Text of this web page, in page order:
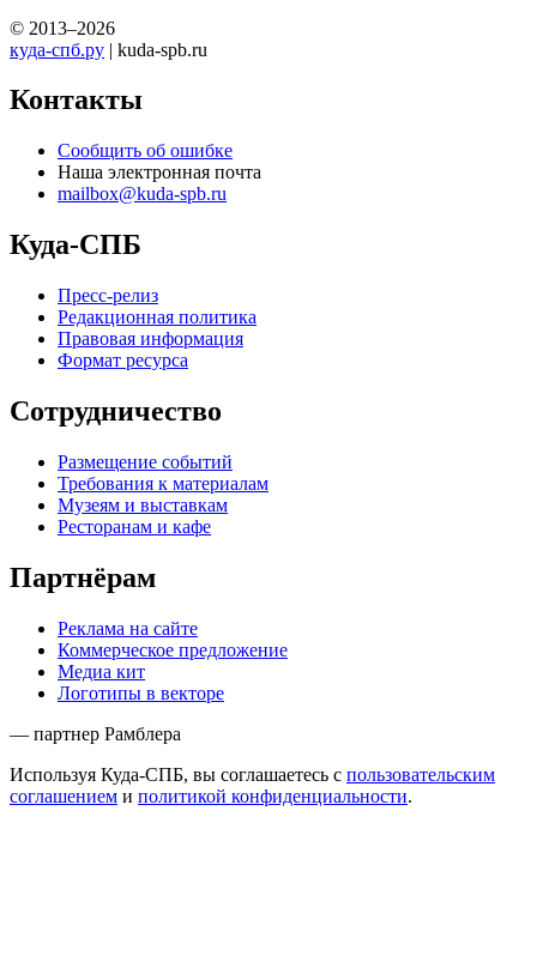
© 2013–2026
куда-спб.ру | kuda-spb.ru
Контакты
Сообщить об ошибке
Наша электронная почта
mailbox@kuda-spb.ru
Куда-СПБ
Пресс-релиз
Редакционная политика
Правовая информация
Формат ресурса
Сотрудничество
Размещение событий
Требования к материалам
Музеям и выставкам
Ресторанам и кафе
Партнёрам
Реклама на сайте
Коммерческое предложение
Медиа кит
Логотипы в векторе
— партнер Рамблера
Используя Куда-СПБ, вы соглашаетесь с пользовательским
соглашением и политикой конфиденциальности.